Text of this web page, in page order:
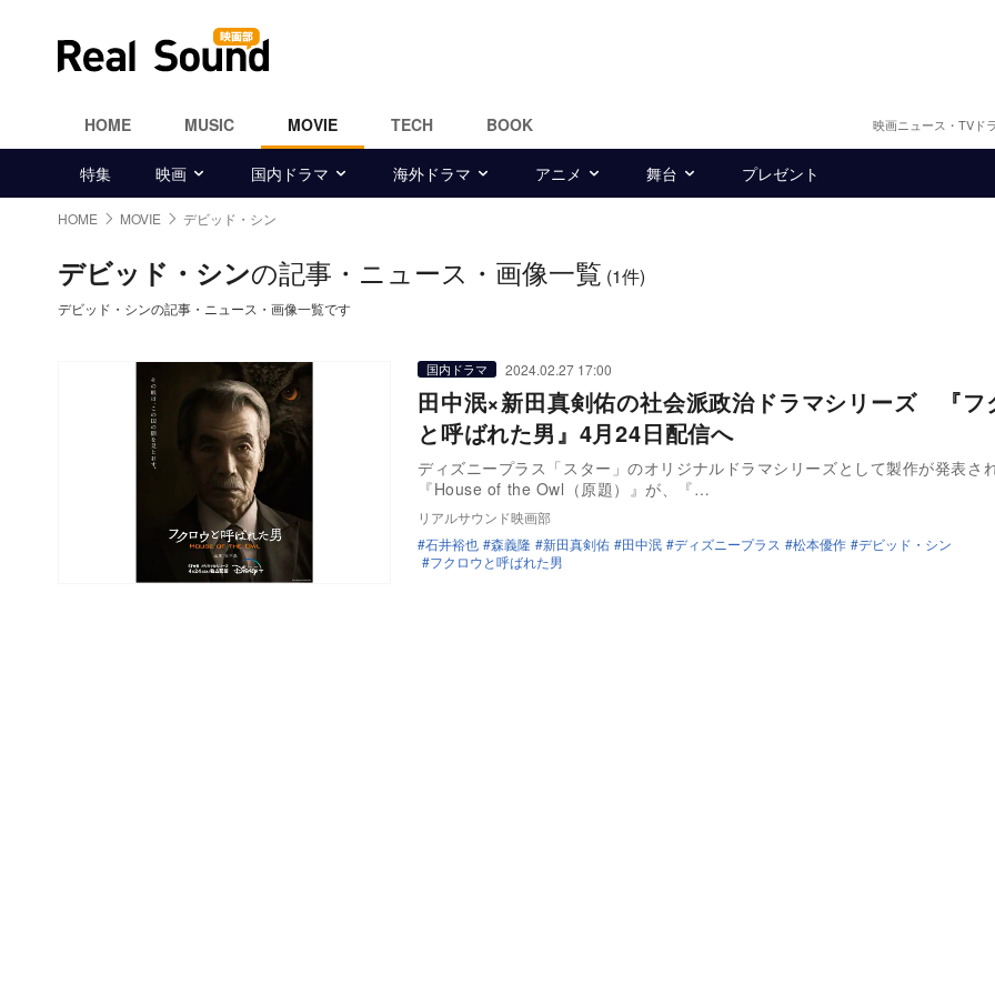
HOME MUSIC MOVIE TECH BOOK 映画ニュース・TVド
特集 映画 国内ドラマ 海外ドラマ アニメ 舞台 プレゼント
HOME MOVIE デビッド・シン
デビッド・シンの記事・ニュース・画像一覧 (1件)
デビッド・シンの記事・ニュース・画像一覧です
国内ドラマ 2024.02.27 17:00
田中泯×新田真剣佑の社会派政治ドラマシリーズ 『フ
と呼ばれた男』4月24日配信へ
ディズニープラス「スター」のオリジナルドラマシリーズとして製作が発表さ
『House of the Owl（原題）』が、『…
リアルサウンド映画部
石井裕也
森義隆 新田真剣佑 田中泯 ディズニープラス 松本優作
デビッド・シン
フクロウと呼ばれた男